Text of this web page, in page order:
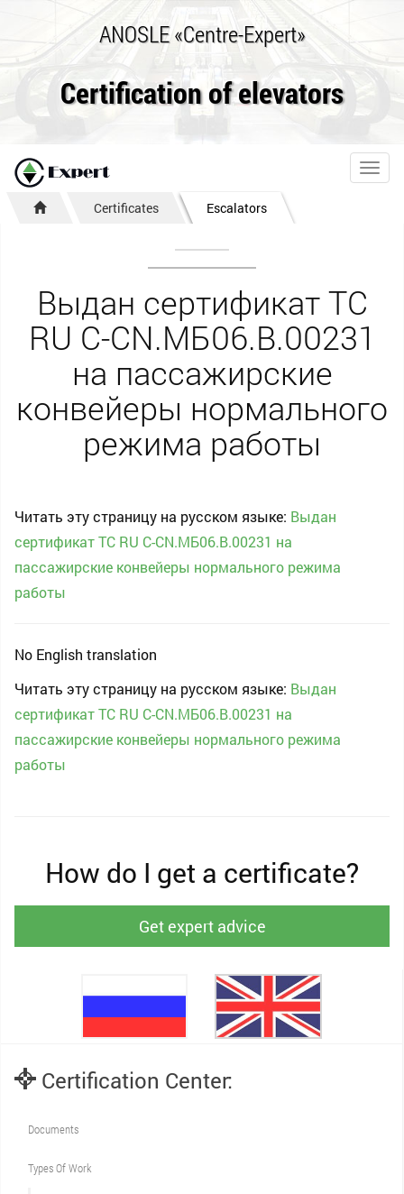
ANOSLE «Centre-Expert»
Certification of elevators
Certificates Escalators
Выдан сертификат ТС
RU С-CN.МБ06.В.00231
на пассажирские
конвейеры нормального
режима работы
Читать эту страницу на русском языке: Выдан
сертификат ТС RU С-CN.МБ06.В.00231 на
пассажирские конвейеры нормального режима
работы
No English translation
Читать эту страницу на русском языке: Выдан
сертификат ТС RU С-CN.МБ06.В.00231 на
пассажирские конвейеры нормального режима
работы
How do I get a certificate?
Get expert advice
Certification Center:
Documents
Types Of Work